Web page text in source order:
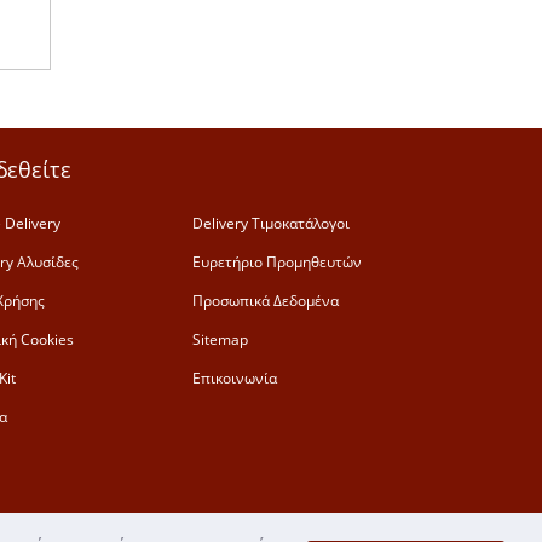
Delivery
Delivery Τιμοκατάλογοι
Αλυσίδες
Ευρετήριο Προμηθευτών
Προσωπικά Δεδομένα
Cookies
Sitemap
Επικοινωνία